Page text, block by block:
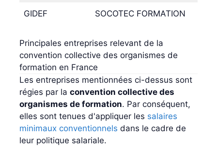
GIDEF SOCOTEC FORMATION
Principales entreprises relevant de la
convention collective des organismes de
formation en France
Les entreprises mentionnées ci-dessus sont
régies par la convention collective des
organismes de formation. Par conséquent,
elles sont tenues d'appliquer les salaires
minimaux conventionnels dans le cadre de
leur politique salariale.